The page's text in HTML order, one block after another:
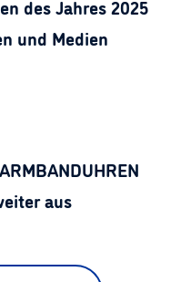
des Jahres 2025
und Medien
aus